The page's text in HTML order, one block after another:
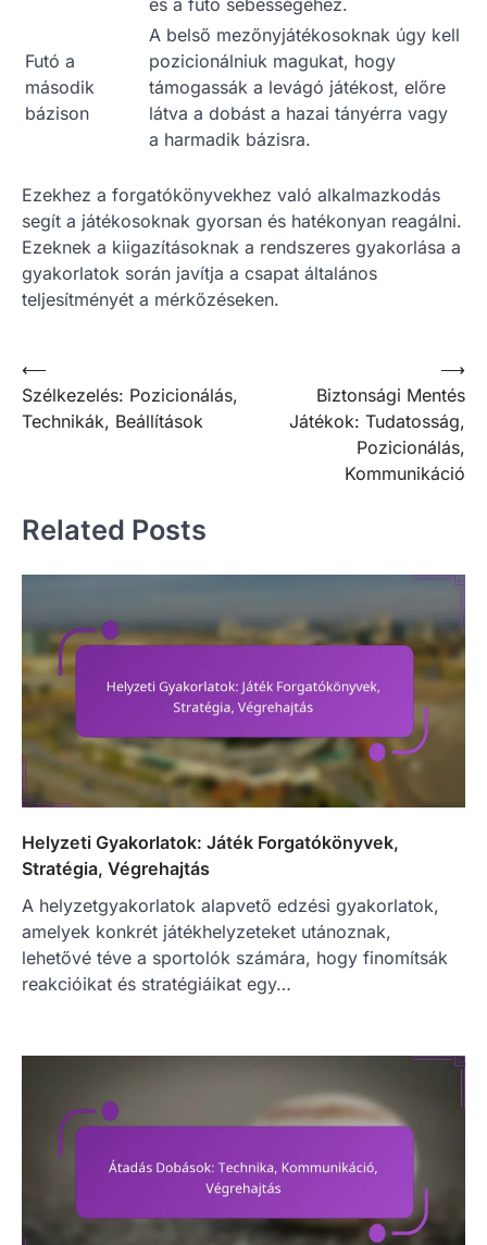
Futó a
második
bázison
A belső mezőnyjátékosoknak úgy kell
pozicionálniuk magukat, hogy
támogassák a levágó játékost, előre
látva a dobást a hazai tányérra vagy
a harmadik bázisra.
Ezekhez a forgatókönyvekhez való alkalmazkodás
segít a játékosoknak gyorsan és hatékonyan reagálni.
Ezeknek a kiigazításoknak a rendszeres gyakorlása a
gyakorlatok során javítja a csapat általános
teljesítményét a mérkőzéseken.
Post
navigation
⟵
Szélkezelés: Pozicionálás,
Technikák, Beállítások
Biztonsági Mentés
Játékok: Tudatosság,
Pozicionálás,
Kommunikáció
⟶
Related Posts
Helyzeti Gyakorlatok: Játék Forgatókönyvek,
Stratégia, Végrehajtás
A helyzetgyakorlatok alapvető edzési gyakorlatok,
amelyek konkrét játékhelyzeteket utánoznak,
lehetővé téve a sportolók számára, hogy finomítsák
reakcióikat és stratégiáikat egy…